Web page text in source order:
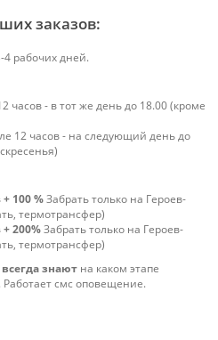
заказов:
4 рабочих дней.
часов - в тот же день до 18.00 (кроме
12 часов - на следующий день до
+ 100 %Забрать только на Героев-
термотрансфер)
+ 200%Забрать только на Героев-
термотрансфер)
знают на каком этапе
Работает смс оповещение.